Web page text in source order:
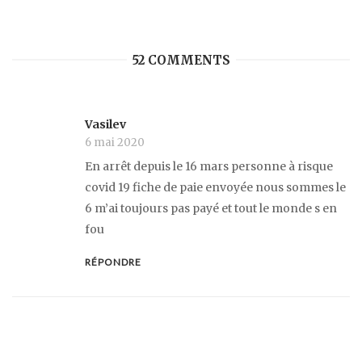
52 COMMENTS
Vasilev
6 mai 2020
En arrêt depuis le 16 mars personne à risque
covid 19 fiche de paie envoyée nous sommes le
6 m’ai toujours pas payé et tout le monde s en
fou
RÉPONDRE